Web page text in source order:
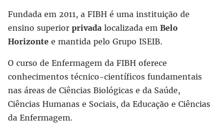
Fundada em 2011, a FIBH é uma instituição de
ensino superior privada localizada em Belo
Horizonte e mantida pelo Grupo ISEIB.
O curso de Enfermagem da FIBH oferece
conhecimentos técnico-científicos fundamentais
nas áreas de Ciências Biológicas e da Saúde,
Ciências Humanas e Sociais, da Educação e Ciências
da Enfermagem.